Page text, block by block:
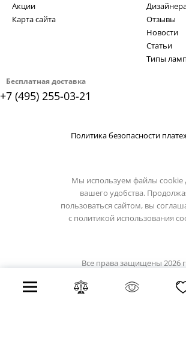
Бесплатная доставка
+7 (495) 255-03-21
Акции
Карта сайта
Отзывы
Новости
Статьи
Типы
Политика безопасности
Мы используем файлы cookie
вашего удобства.
пользоваться сайтом, вы
с политикой использования
Все права защищены 2026